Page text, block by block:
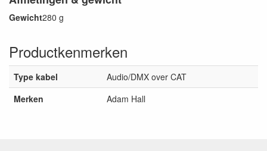
Gewicht280 g
Productkenmerken
Type kabel
Audio/DMX over CAT
Merken
Adam Hall